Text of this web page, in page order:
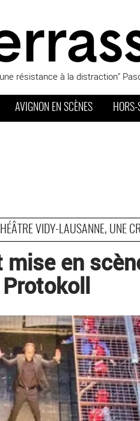
résistance à la distraction"
AVIGNON EN SCÈNES HORS-
VIDY-LAUSANNE, UNE
en
Protokoll